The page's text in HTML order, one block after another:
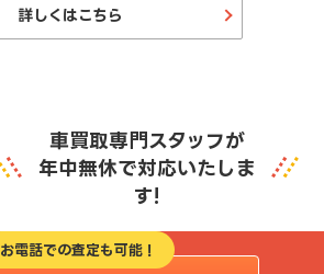
詳しくはこちら
車買取専門スタッフが
年中無休で対応いたしま
す!
お電話での査定も可能！